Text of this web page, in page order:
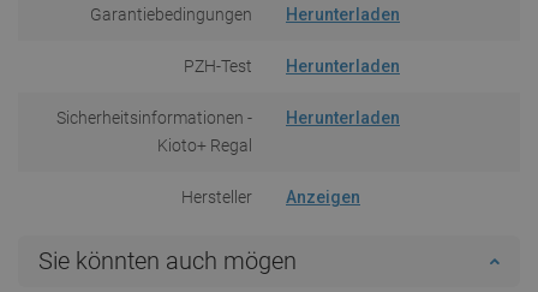
Garantiebedingungen Herunterladen
PZH-Test Herunterladen
Sicherheitsinformationen -
Kioto+ Regal
Herunterladen
Hersteller Anzeigen
Sie könnten auch mögen